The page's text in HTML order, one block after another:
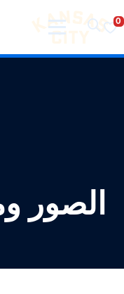
تفضل بزيارة مدينة
الصور